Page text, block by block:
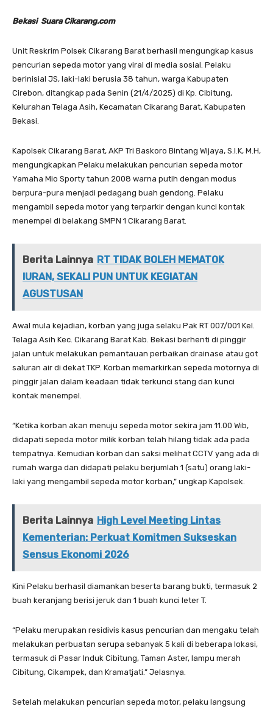
Bekasi Suara Cikarang.com
Unit Reskrim Polsek Cikarang Barat berhasil mengungkap kasus
pencurian sepeda motor yang viral di media sosial. Pelaku
berinisial JS, laki-laki berusia 38 tahun, warga Kabupaten
Cirebon, ditangkap pada Senin (21/4/2025) di Kp. Cibitung,
Kelurahan Telaga Asih, Kecamatan Cikarang Barat, Kabupaten
Bekasi.
Kapolsek Cikarang Barat, AKP Tri Baskoro Bintang Wijaya, S.I.K, M.H,
mengungkapkan Pelaku melakukan pencurian sepeda motor
Yamaha Mio Sporty tahun 2008 warna putih dengan modus
berpura-pura menjadi pedagang buah gendong. Pelaku
mengambil sepeda motor yang terparkir dengan kunci kontak
menempel di belakang SMPN 1 Cikarang Barat.
Berita Lainnya RT TIDAK BOLEH MEMATOK
IURAN, SEKALI PUN UNTUK KEGIATAN
AGUSTUSAN
Awal mula kejadian, korban yang juga selaku Pak RT 007/001 Kel.
Telaga Asih Kec. Cikarang Barat Kab. Bekasi berhenti di pinggir
jalan untuk melakukan pemantauan perbaikan drainase atau got
saluran air di dekat TKP. Korban memarkirkan sepeda motornya di
pinggir jalan dalam keadaan tidak terkunci stang dan kunci
kontak menempel.
“Ketika korban akan menuju sepeda motor sekira jam 11.00 Wib,
didapati sepeda motor milik korban telah hilang tidak ada pada
tempatnya. Kemudian korban dan saksi melihat CCTV yang ada di
rumah warga dan didapati pelaku berjumlah 1 (satu) orang laki-
laki yang mengambil sepeda motor korban,” ungkap Kapolsek.
Berita Lainnya High Level Meeting Lintas
Kementerian: Perkuat Komitmen Sukseskan
Sensus Ekonomi 2026
Kini Pelaku berhasil diamankan beserta barang bukti, termasuk 2
buah keranjang berisi jeruk dan 1 buah kunci leter T.
“Pelaku merupakan residivis kasus pencurian dan mengaku telah
melakukan perbuatan serupa sebanyak 5 kali di beberapa lokasi,
termasuk di Pasar Induk Cibitung, Taman Aster, lampu merah
Cibitung, Cikampek, dan Kramatjati.” Jelasnya.
Setelah melakukan pencurian sepeda motor, pelaku langsung